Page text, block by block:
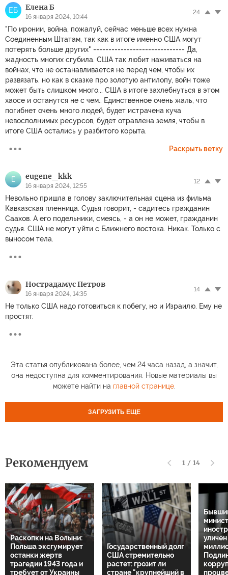
ЕБ Елена Б
16 января 2024, 10:44
24
"По иронии, война, пожалуй, сейчас меньше всех нужна
Соединенным Штатам, так как в итоге именно США могут
потерять больше других" ------------------------------ Да,
жадность многих сгубила. США так любит наживаться на
войнах, что не останавливается не перед чем, чтобы их
развязать. но как в сказке про золотую антилопу, войн тоже
может быть слишком много... США в итоге захлебнуться в этом
хаосе и останутся не с чем.. Единственное очень жаль, что
погибнет очень много людей, будет истрачена куча
невосполнимых ресурсов, будет отравлена земля, чтобы в
итоге США остались у разбитого корыта.
Раскрыть ветку
E eugene_kkk
16 января 2024, 12:55
12
Невольно пришла в голову заключительная сцена из фильма
Кавказская пленница. Судья говорит, - садитесь гражданин
Саахов. А его подельники, смеясь, - а он не может, гражданин
судья. США не могут уйти с Ближнего востока. Никак. Только с
выносом тела.
Нострадамус Петров
16 января 2024, 14:35
14
Не только США надо готовиться к побегу, но и Израилю. Ему не
простят.
Эта статья опубликована более, чем 24 часа назад, а значит,
она недоступна для комментирования. Новые материалы вы
можете найти на главной странице.
ЗАГРУЗИТЬ ЕЩЕ
Рекомендуем 1 / 14
Раскопки на Волыни:
Польша эксгумирует
останки жертв
трагедии 1943 года и
требует от Украины
Государственный долг
США стремительно
растет: грозит ли
стране "крупнейший в